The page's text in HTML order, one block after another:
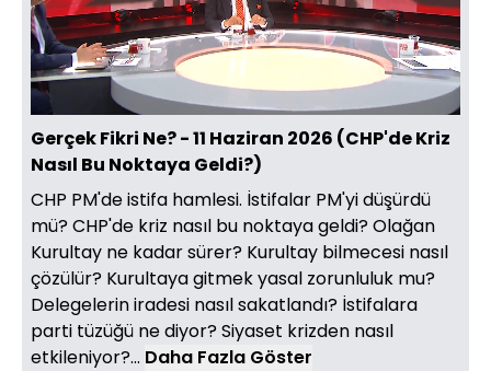
Sesi
Aç
Yüklendi:
0.25%
Oynatma
Hızı
Gerçek Fikri Ne? - 11 Haziran 2026 (CHP'de Kriz
Nasıl Bu Noktaya Geldi?)
CHP PM'de istifa hamlesi. İstifalar PM'yi düşürdü
mü? CHP'de kriz nasıl bu noktaya geldi? Olağan
Kurultay ne kadar sürer? Kurultay bilmecesi nasıl
çözülür? Kurultaya gitmek yasal zorunluluk mu?
Delegelerin iradesi nasıl sakatlandı? İstifalara
parti tüzüğü ne diyor? Siyaset krizden nasıl
etkileniyor?... Daha Fazla Göster